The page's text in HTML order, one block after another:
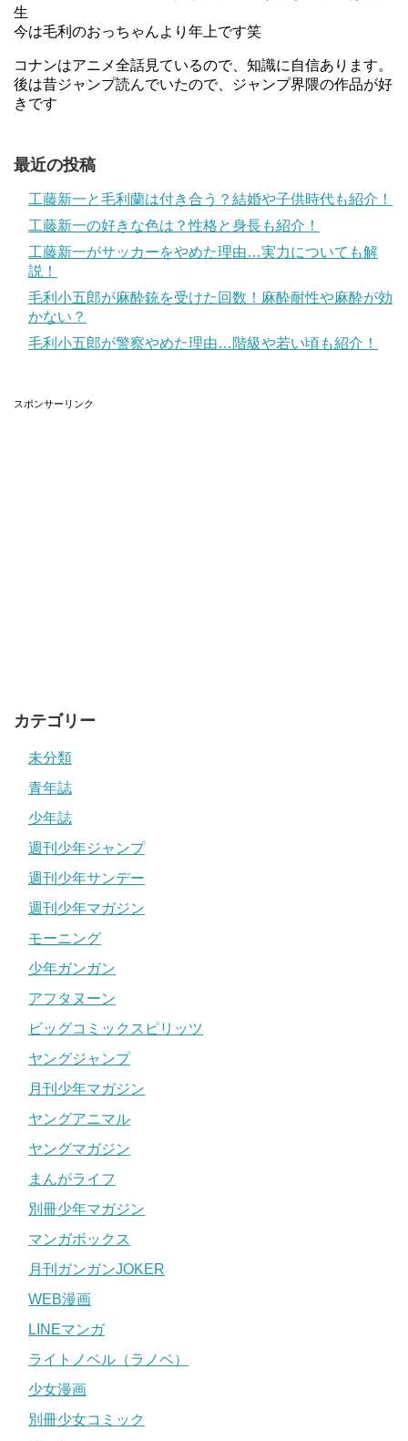
生
今は毛利のおっちゃんより年上です笑
コナンはアニメ全話見ているので、知識に自信あります。
後は昔ジャンプ読んでいたので、ジャンプ界隈の作品が好
きです
最近の投稿
工藤新一と毛利蘭は付き合う？結婚や子供時代も紹介！
工藤新一の好きな色は？性格と身長も紹介！
工藤新一がサッカーをやめた理由…実力についても解
説！
毛利小五郎が麻酔銃を受けた回数！麻酔耐性や麻酔が効
かない？
毛利小五郎が警察やめた理由…階級や若い頃も紹介！
スポンサーリンク
カテゴリー
未分類
青年誌
少年誌
週刊少年ジャンプ
週刊少年サンデー
週刊少年マガジン
モーニング
少年ガンガン
アフタヌーン
ビッグコミックスピリッツ
ヤングジャンプ
月刊少年マガジン
ヤングアニマル
ヤングマガジン
まんがライフ
別冊少年マガジン
マンガボックス
月刊ガンガンJOKER
WEB漫画
LINEマンガ
ライトノベル（ラノベ）
少女漫画
別冊少女コミック